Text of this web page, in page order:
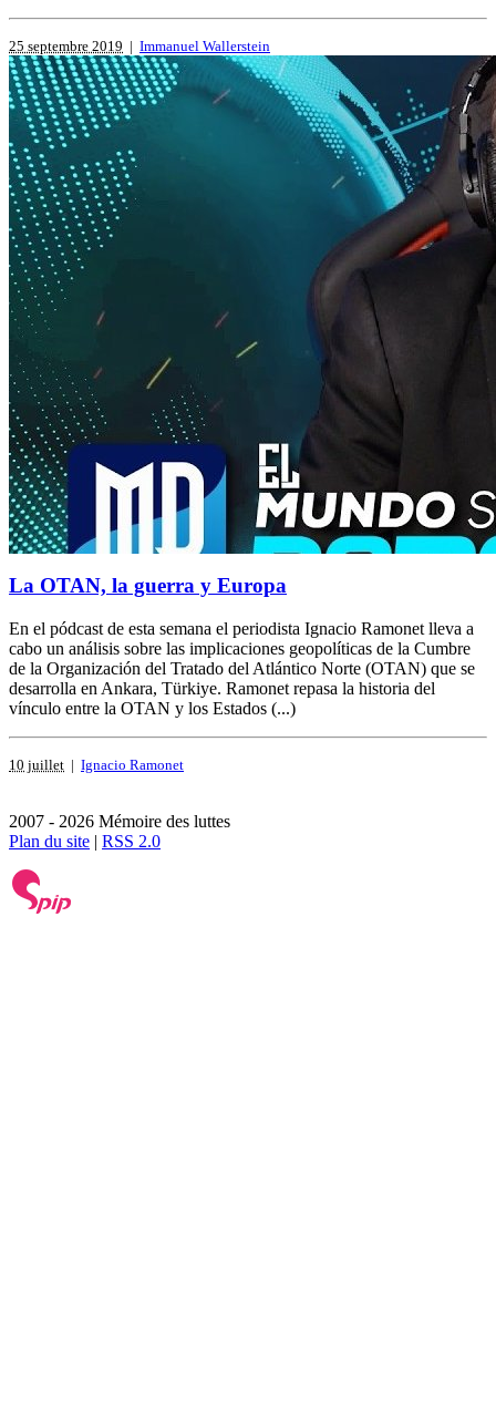
25 septembre 2019 | Immanuel Wallerstein
La OTAN, la guerra y Europa
En el pódcast de esta semana el periodista Ignacio Ramonet lleva a
cabo un análisis sobre las implicaciones geopolíticas de la Cumbre
de la Organización del Tratado del Atlántico Norte (OTAN) que se
desarrolla en Ankara, Türkiye. Ramonet repasa la historia del
vínculo entre la OTAN y los Estados (...)
10 juillet | Ignacio Ramonet
2007 - 2026 Mémoire des luttes
Plan du site | RSS 2.0